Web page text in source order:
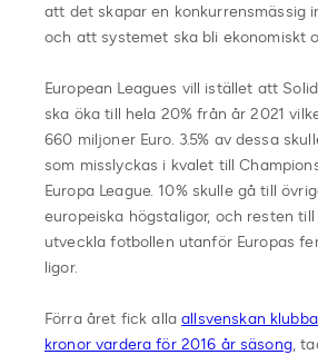
att det skapar en konkurrensmässig
och att systemet ska bli ekonomiskt
European Leagues vill istället att
ska öka till hela 20% från år 2021
660 miljoner Euro. 3.5% av dessa
som misslyckas i kvalet till
Europa League. 10% skulle gå till
europeiska högstaligor, och resten
utveckla fotbollen utanför Europas
ligor.
Förra året fick allaallsvenskan
kronor vardera för 2016 år säsong,